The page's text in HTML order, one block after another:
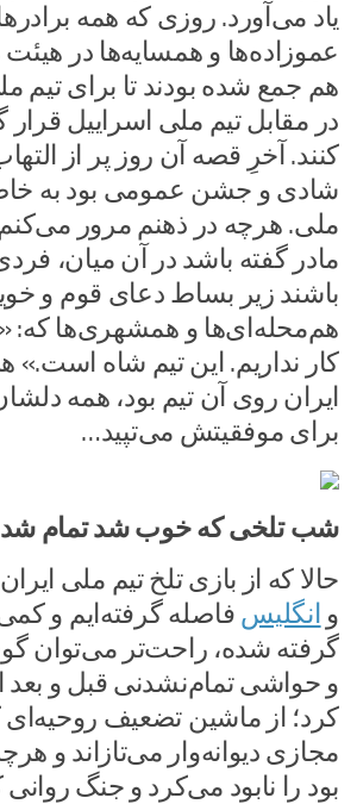
یاد می‌آورد. روزی که همه
عموزاده‌ها و همسایه‌ها در
هم جمع شده بودند تا برای تیم
در مقابل تیم ملی اسراییل قرار
کنند. آخرِ قصه آن روز پر از
شادی و جشن عمومی بود به
ملی. هرچه در ذهنم مرور
مادر گفته باشد در آن میان،
باشند زیر بساط دعای قوم و
هم‌محله‌ای‌ها و همشهری‌ها که:
کار نداریم. این تیم شاه است.»
ایران روی آن تیم بود، همه
برای موفقیتش می‌تپید…
شب تلخی که خوب شد تمام شد
حالا که از بازی تلخ تیم ملی ایران
و انگلیس فاصله گرفته‌ایم و کمی
گرفته شده، راحت‌تر می‌توان
و حواشی تمام‌نشدنی قبل و بعد
کرد؛ از ماشین تضعیف
مجازی دیوانه‌وار می‌تازاند و
بود را نابود می‌کرد و جنگ روانی